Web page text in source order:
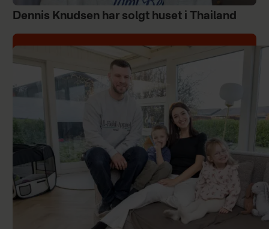
Dennis Knudsen har solgt huset i Thailand